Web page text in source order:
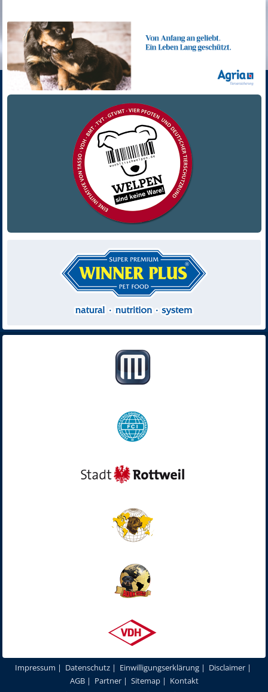
Impressum | Datenschutz | Einwilligungserklärung | Disclaimer |
AGB| Partner| Sitemap| Kontakt